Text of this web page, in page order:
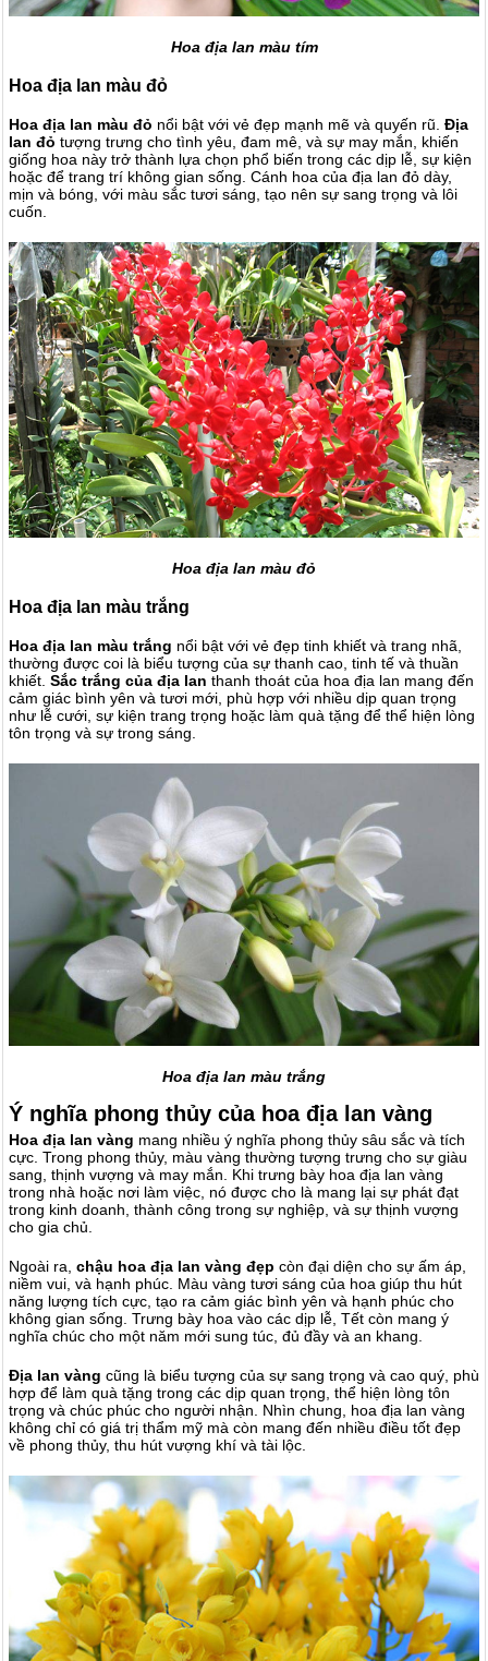
Hoa địa lan màu tím
Hoa địa lan màu đỏ
Hoa địa lan màu đỏ nổi bật với vẻ đẹp mạnh mẽ và quyến rũ. Địa
lan đỏ tượng trưng cho tình yêu, đam mê, và sự may mắn, khiến
giống hoa này trở thành lựa chọn phổ biến trong các dịp lễ, sự kiện
hoặc để trang trí không gian sống. Cánh hoa của địa lan đỏ dày,
mịn và bóng, với màu sắc tươi sáng, tạo nên sự sang trọng và lôi
cuốn.
Hoa địa lan màu đỏ
Hoa địa lan màu trắng
Hoa địa lan màu trắng nổi bật với vẻ đẹp tinh khiết và trang nhã,
thường được coi là biểu tượng của sự thanh cao, tinh tế và thuần
khiết. Sắc trắng của địa lan thanh thoát của hoa địa lan mang đến
cảm giác bình yên và tươi mới, phù hợp với nhiều dịp quan trọng
như lễ cưới, sự kiện trang trọng hoặc làm quà tặng để thể hiện lòng
tôn trọng và sự trong sáng.
Hoa địa lan màu trắng
Ý nghĩa phong thủy của hoa địa lan vàng
Hoa địa lan vàng mang nhiều ý nghĩa phong thủy sâu sắc và tích
cực. Trong phong thủy, màu vàng thường tượng trưng cho sự giàu
sang, thịnh vượng và may mắn. Khi trưng bày hoa địa lan vàng
trong nhà hoặc nơi làm việc, nó được cho là mang lại sự phát đạt
trong kinh doanh, thành công trong sự nghiệp, và sự thịnh vượng
cho gia chủ.
Ngoài ra, chậu hoa địa lan vàng đẹp còn đại diện cho sự ấm áp,
niềm vui, và hạnh phúc. Màu vàng tươi sáng của hoa giúp thu hút
năng lượng tích cực, tạo ra cảm giác bình yên và hạnh phúc cho
không gian sống. Trưng bày hoa vào các dịp lễ, Tết còn mang ý
nghĩa chúc cho một năm mới sung túc, đủ đầy và an khang.
Địa lan vàng cũng là biểu tượng của sự sang trọng và cao quý, phù
hợp để làm quà tặng trong các dịp quan trọng, thể hiện lòng tôn
trọng và chúc phúc cho người nhận. Nhìn chung, hoa địa lan vàng
không chỉ có giá trị thẩm mỹ mà còn mang đến nhiều điều tốt đẹp
về phong thủy, thu hút vượng khí và tài lộc.